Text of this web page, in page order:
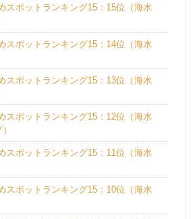
スポットランキング15：15位（海水
スポットランキング15：14位（海水
スポットランキング15：13位（海水
スポットランキング15：12位（海水
スポットランキング15：11位（海水
スポットランキング15：10位（海水